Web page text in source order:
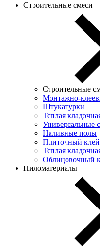
Строительные смеси
Строительные
Монтажно-
Штукатурки
Теплая
Универсальные
Наливные полы
Плиточный клей
Теплая
Облицовочный
Пиломатериалы